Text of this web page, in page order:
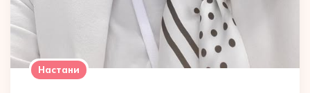
Настани